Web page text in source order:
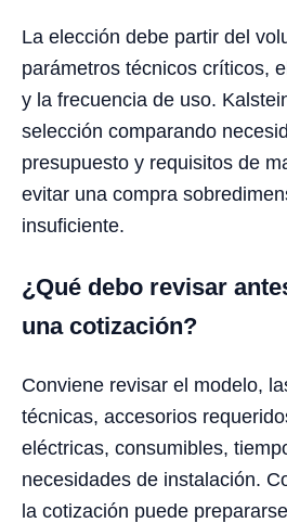
La elección debe partir del
parámetros técnicos críticos,
y la frecuencia de uso.
selección comparando
presupuesto y requisitos de
evitar una compra
insuficiente.
¿Qué debo revisar
una cotización?
Conviene revisar el modelo,
técnicas, accesorios
eléctricas, consumibles,
necesidades de instalación.
la cotización puede